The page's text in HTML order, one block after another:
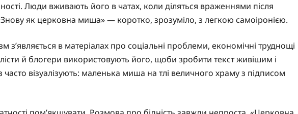
Люди вживають його в чатах, коли діляться враженнями після
як церковна миша» — коротко, зрозуміло, з легкою самоіронією.
з’являється в матеріалах про соціальні проблеми, економічні труднощі
й блогери використовують його, щоби зробити текст живішим і
візуалізують: маленька миша на тлі величного храму з підписом